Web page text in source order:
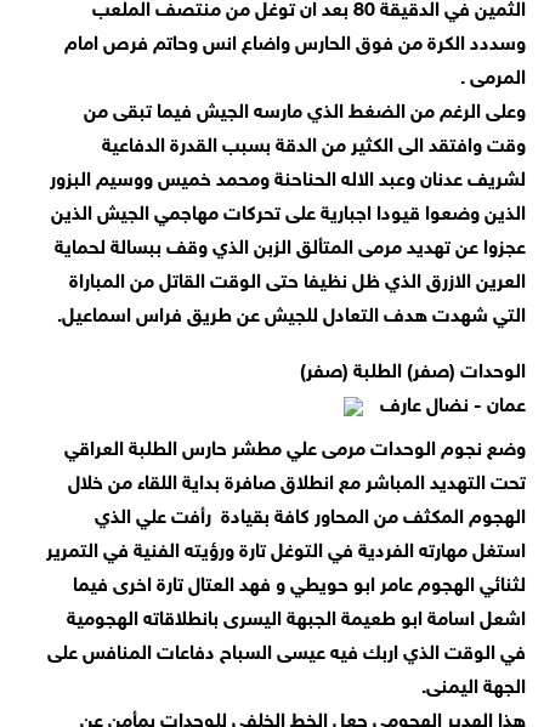
وسددد الكرة من فوق الحارس واضاع انس وحاتم فرص امام
المرمى .
وعلى الرغم من الضغط الذي مارسه الجيش فيما تبقى من
وقت وافتقد الى الكثير من الدقة بسبب القدرة الدفاعية
لشريف عدنان وعبد الاله الحناحنة ومحمد خميس ووسيم البزور
الذين وضعوا قيودا اجبارية على تحركات مهاجمي الجيش الذين
عجزوا عن تهديد مرمى المتألق الزبن الذي وقف ببسالة لحماية
العرين الازرق الذي ظل نظيفا حتى الوقت القاتل من المباراة
التي شهدت هدف التعادل للجيش عن طريق فراس اسماعيل.
الوحدات (صفر) الطلبة (صفر)
عمان - نضال عارف
وضع نجوم الوحدات مرمى علي مطشر حارس الطلبة العراقي
تحت التهديد المباشر مع انطلاق صافرة بداية اللقاء من خلال
الهجوم المكثف من المحاور كافة بقيادة رأفت علي الذي
استغل مهارته الفردية في التوغل تارة ورؤيته الفنية في التمرير
لثنائي الهجوم عامر ابو حويطي و فهد العتال تارة اخرى فيما
اشعل اسامة ابو طعيمة الجبهة اليسرى بانطلاقاته الهجومية
في الوقت الذي اربك فيه عيسى السباح دفاعات المنافس على
الجهة اليمنى.
هذا الهدير الهجومي جعل الخط الخلفي للوحدات بمأمن عن